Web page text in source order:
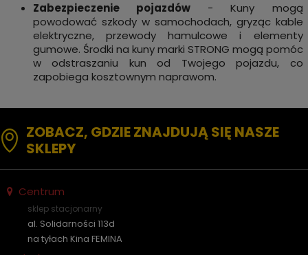
Zabezpieczenie pojazdów- Kuny mogą
powodować szkody w samochodach, gryząc kable
elektryczne, przewody hamulcowe i elementy
gumowe. Środki na kuny marki STRONG mogą pomóc
w odstraszaniu kun od Twojego pojazdu, co
zapobiega kosztownym naprawom.
ZOBACZ, GDZIE ZNAJDUJĄ SIĘ NASZE
SKLEPY
Centrum
sklep stacjonarny
al. Solidarności 113d
na tyłach Kina FEMINA